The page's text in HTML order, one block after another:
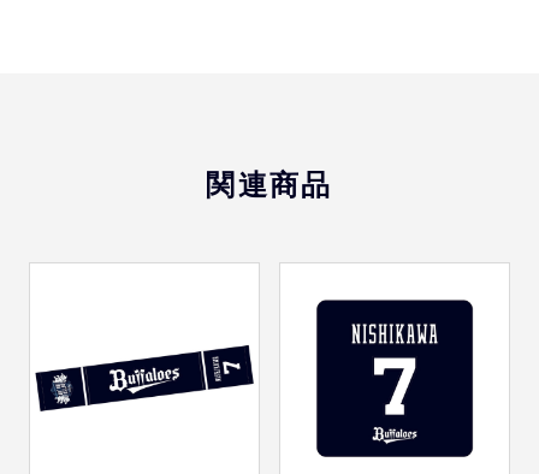
関連商品